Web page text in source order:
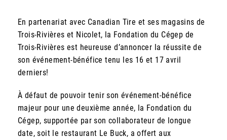
En partenariat avec Canadian Tire et ses magasins de
Trois-Rivières et Nicolet, la Fondation du Cégep de
Trois-Rivières est heureuse d’annoncer la réussite de
son événement-bénéfice tenu les 16 et 17 avril
derniers!
À défaut de pouvoir tenir son événement-bénéfice
majeur pour une deuxième année, la Fondation du
Cégep, supportée par son collaborateur de longue
date, soit le restaurant Le Buck, a offert aux